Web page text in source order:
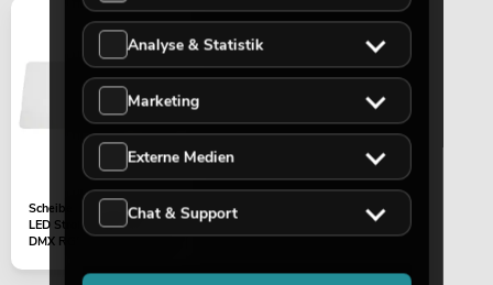
Scheibe (vorne/Kunststoff)
LED Strobe SMD PRO 540
DMX RGB 364x165x3mm
Analyse & Statistik
Marketing
Externe Medien
Chat & Support